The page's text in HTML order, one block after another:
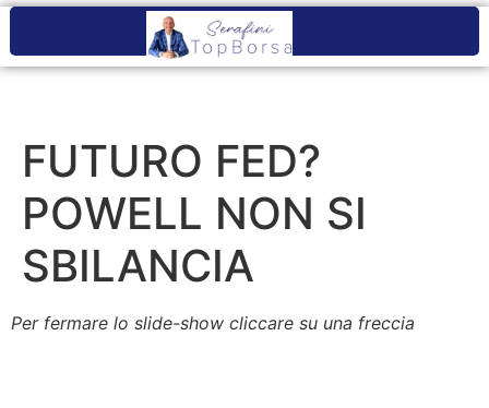
FUTURO FED?
POWELL NON SI
SBILANCIA
Per fermare lo slide-show cliccare su una freccia